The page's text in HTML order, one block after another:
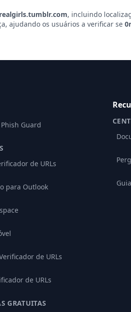
, incluindo
ajudando os usuários a verificar se
Guard
de URLs
para Outlook
de URLs
de URLs
GRATUITAS